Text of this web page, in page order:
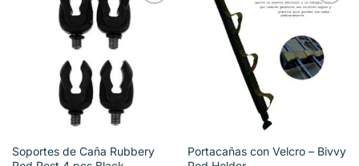
Soportes de Caña Rubbery
Añadir
lista de
deseos
Portacañas con Velcro – Bivvy